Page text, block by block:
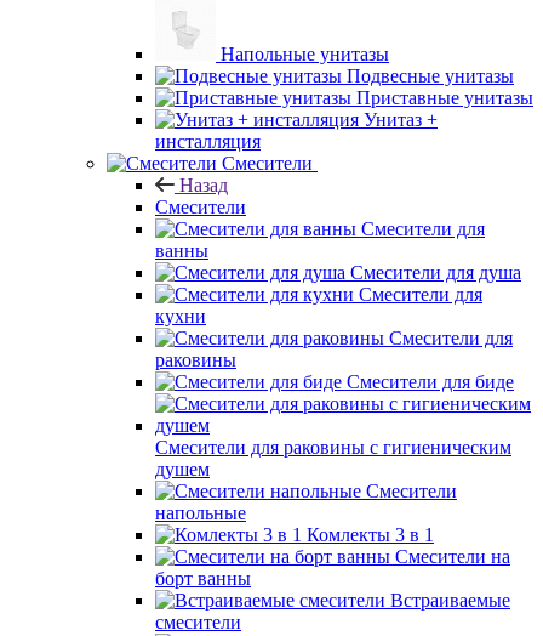
Напольные унитазы
Подвесные унитазы
Приставные унитазы
Унитаз +
инсталляция
Смесители
Назад
Смесители
Смесители для
ванны
Смесители для душа
Смесители для
кухни
Смесители для
раковины
Смесители для биде
Смесители для раковины с гигиеническим
душем
Смесители
напольные
Комлекты 3 в 1
Смесители на
борт ванны
Встраиваемые
смесители